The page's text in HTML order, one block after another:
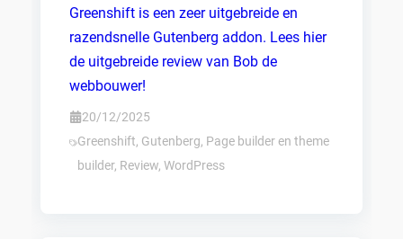
Greenshift is een zeer uitgebreide en
razendsnelle Gutenberg addon. Lees hier
de uitgebreide review van Bob de
webbouwer!
20/12/2025
Greenshift, Gutenberg, Page builder en theme
builder, Review, WordPress